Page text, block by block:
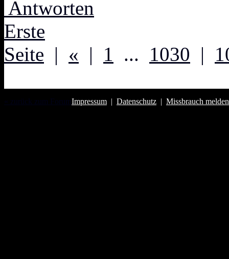
Antworten
Erste
Seite | « | 1 ... 1030 |
« zurück zum ForumImpressum | Datenschutz | Missbrauch melden